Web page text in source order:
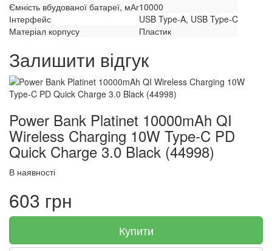
Ємність вбудованої батареї, мАг10000
Інтерфейс
USB Type-A, USB Type-C
Матеріал корпусу
Пластик
Залишити відгук
Power Bank Platinet 10000mAh QI
Wireless Charging 10W Type-C PD
Quick Charge 3.0 Black (44998)
В наявності
603 грн
Купити